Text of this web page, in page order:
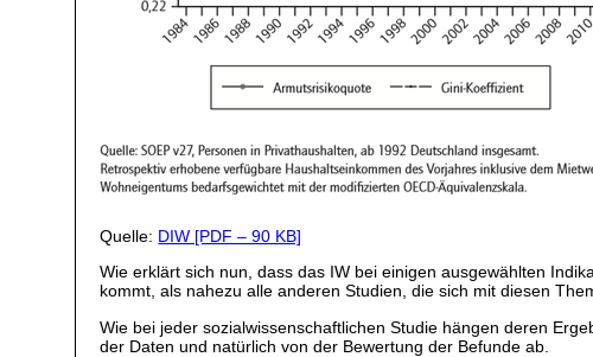
Quelle: DIW [PDF – 90 KB]
Wie erklärt sich nun, dass das IW bei einigen ausgewählten
kommt, als nahezu alle anderen Studien, die sich mit diesen
Wie bei jeder sozialwissenschaftlichen Studie hängen deren
der Daten und natürlich von der Bewertung der Befunde ab.